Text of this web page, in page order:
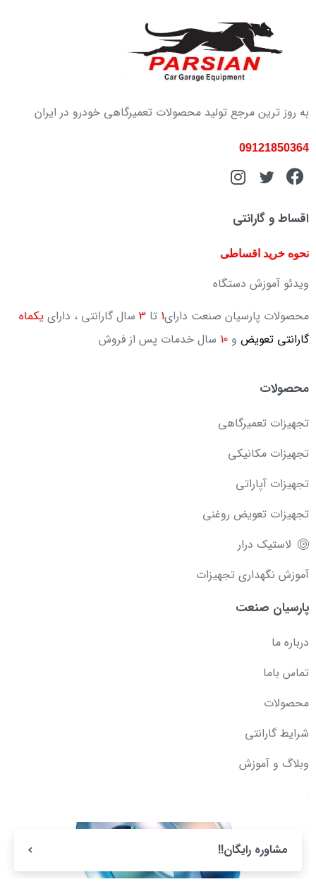
به روز ترین مرجع تولید محصولات تعمیرگاهی خودرو در ایران
09121850364
اقساط و گارانتی
نحوه خرید اقساطی
ویدئو آموزش دستگاه
محصولات پارسیان صنعت دارای1 تا 3 سال گارانتی ، دارای یکماه
گارانتی تعویض و 10 سال خدمات پس از فروش
محصولات
تجهیزات تعمیرگاهی
تجهیزات مکانیکی
تجهیزات آپاراتی
تجهیزات تعویض روغنی
لاستیک درار
آموزش نگهداری تجهیزات
پارسیان صنعت
درباره ما
تماس باما
محصولات
شرایط گارانتی
وبلاگ و آموزش
مشاوره رایگان!!